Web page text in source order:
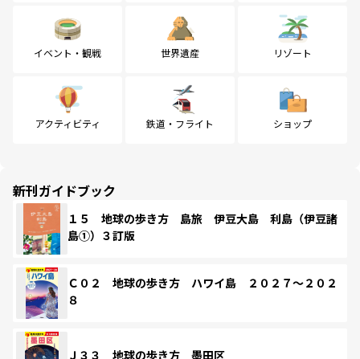
イベント・観戦 世界遺産 リゾート
アクティビティ 鉄道・フライト ショップ
新刊ガイドブック
１５ 地球の歩き方 島旅 伊豆大島 利島（伊豆諸
島①）３訂版
Ｃ０２ 地球の歩き方 ハワイ島 ２０２７～２０２
８
Ｊ３３ 地球の歩き方 墨田区